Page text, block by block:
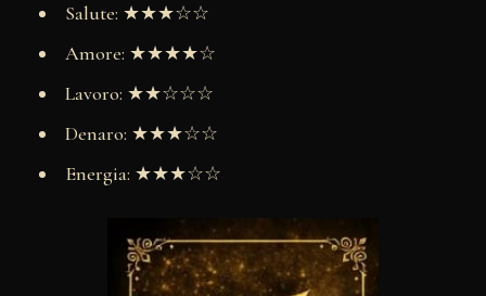
Salute: ★★★☆☆
Amore: ★★★★☆
Lavoro: ★★☆☆☆
Denaro: ★★★☆☆
Energia: ★★★☆☆